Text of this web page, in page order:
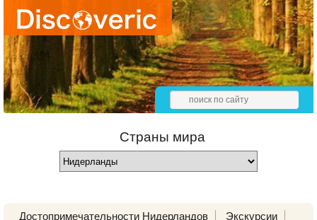
Страны мира
Достопримечательности Нидерландов
Экскурсии